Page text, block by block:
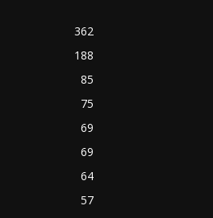
362
188
85
75
69
69
64
57